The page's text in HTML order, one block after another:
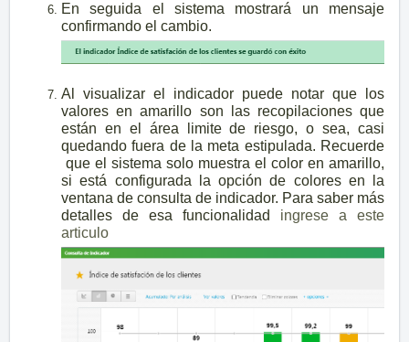
En seguida el sistema mostrará un mensaje
confirmando el cambio.
Al visualizar el indicador puede notar que los
valores en amarillo son las recopilaciones que
están en el área limite de riesgo, o sea, casi
quedando fuera de la meta estipulada. Recuerde
que el sistema solo muestra el color en amarillo,
si está configurada la opción de colores en la
ventana de consulta de indicador. Para saber más
detalles de esa funcionalidad ingrese a este
articulo